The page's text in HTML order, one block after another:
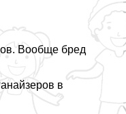
Вообще бред
в